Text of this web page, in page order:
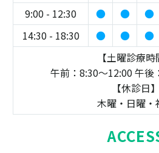
9:00 - 12:30
● ● ●
14:30 - 18:30
● ● ●
【土曜診療時
午前：8:30～12:00 午後
【休診日】
木曜・日曜・